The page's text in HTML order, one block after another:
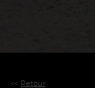
<< Retour